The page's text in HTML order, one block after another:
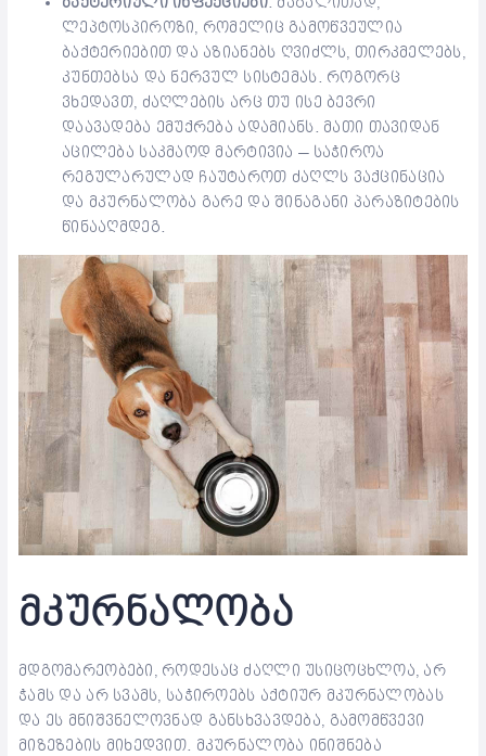
ლეპტოსპიროზი, რომელიც გამოწვეულია
ბაქტერიებით და აზიანებს ღვიძლს, თირკმელებს,
კუნთებსა და ნერვულ სისტემას. როგორც
ვხედავთ, ძაღლების არც თუ ისე ბევრი
დაავადება ემუქრება ადამიანს. მათი თავიდან
აცილება საკმაოდ მარტივია – საჭიროა
რეგულარულად ჩაუტაროთ ძაღლს ვაქცინაცია
და მკურნალობა გარე და შინაგანი პარაზიტების
წინააღმდეგ.
მკურნალობა
მდგომარეობები, როდესაც ძაღლი უსიცოცხლოა, არ
ჭამს და არ სვამს, საჭიროებს აქტიურ მკურნალობას
და ეს მნიშვნელოვნად განსხვავდება, გამომწვევი
მიზეზების მიხედვით. მკურნალობა ინიშნება